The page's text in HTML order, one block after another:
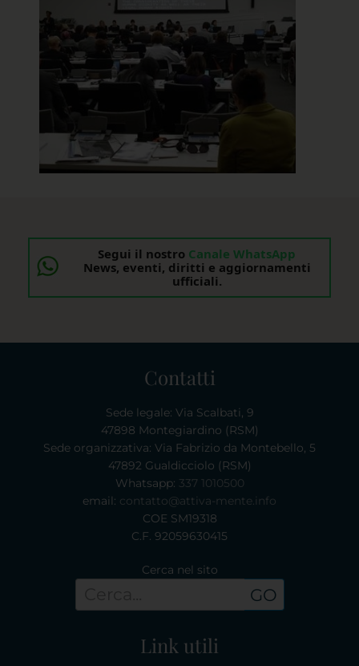
Segui il nostro Canale WhatsApp
News, eventi, diritti e aggiornamenti
ufficiali.
Contatti
Sede legale: Via Scalbati, 9
47898 Montegiardino (RSM)
Sede organizzativa: Via Fabrizio da Montebello, 5
47892 Gualdicciolo (RSM)
Whatsapp: 337 1010500
email: contatto@attiva-mente.info
COE SM19318
C.F. 92059630415
Cerca nel sito
GO
Link utili